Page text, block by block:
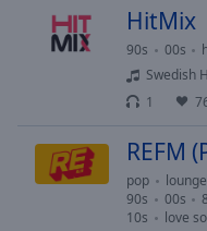
Escape
window.
HitMix
90s 00s
Swedish
1
REFM
pop lounge
90s
00s
10s
love